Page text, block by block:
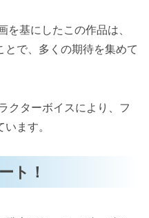
基にしたこの作品は、
で、多くの期待を集めて
クターボイスにより、フ
ます。
ト！